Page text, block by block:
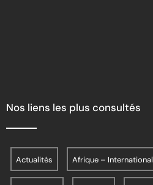
Nos liens les plus consultés
Actualités Afrique – International